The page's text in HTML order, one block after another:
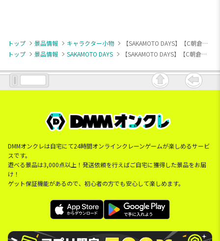
トップ 景品情報 キャラクター小物
【SAKAMOTO DAYS】【C朝倉シン】SAKAMOTO DAYS アクリルキーチェーン
トップ
景品情報 SAKAMOTO DAYS 【SAKAMOTO DAYS】【C朝倉シン】SAKAMOTO DAYS アクリルキーチェーン
DMMオンクレは自宅にて24時間オンラインクレーンゲームが楽しめるサービ
スです。
遊べる景品は3,000点以上！発送依頼を行えばご自宅に獲得した景品をお届
け！
ゲット保証機能があるので、初心者の方でも安心して楽しめます。